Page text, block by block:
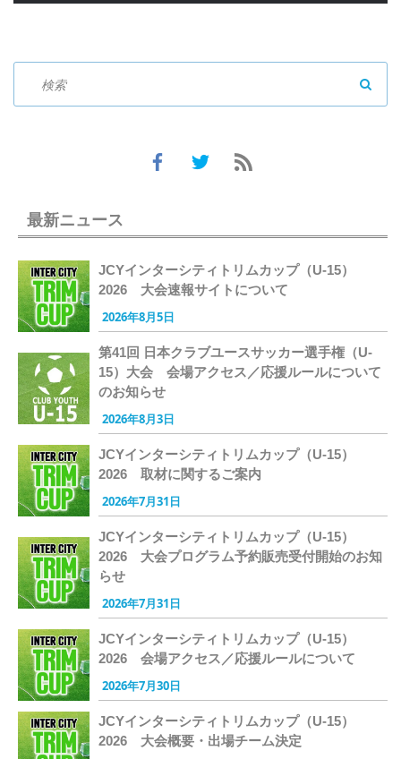
最新ニュース
JCYインターシティトリムカップ（U-15）
2026 大会速報サイトについて
2026年8月5日
第41回 日本クラブユースサッカー選手権（U-
15）大会 会場アクセス／応援ルールについて
のお知らせ
2026年8月3日
JCYインターシティトリムカップ（U-15）
2026 取材に関するご案内
2026年7月31日
JCYインターシティトリムカップ（U-15）
2026 大会プログラム予約販売受付開始のお知
らせ
2026年7月31日
JCYインターシティトリムカップ（U-15）
2026 会場アクセス／応援ルールについて
2026年7月30日
JCYインターシティトリムカップ（U-15）
2026 大会概要・出場チーム決定